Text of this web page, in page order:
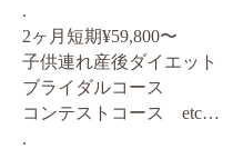
.
2ヶ月短期¥59,800〜
子供連れ産後ダイエット
ブライダルコース
コンテストコース etc…
.